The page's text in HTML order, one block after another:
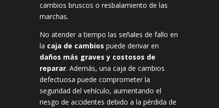
cambios bruscos o resbalamiento de las
marchas.
No atender a tiempo las señales de fallo en
la caja de cambios puede derivar en
daños más graves y costosos de
reparar. Además, una caja de cambios
defectuosa puede comprometer la
seguridad del vehículo, aumentando el
riesgo de accidentes debido a la pérdida de